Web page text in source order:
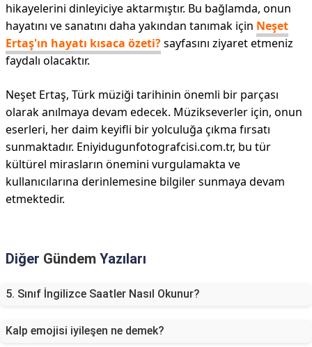
hikayelerini dinleyiciye aktarmıştır. Bu bağlamda, onun
hayatını ve sanatını daha yakından tanımak için Neşet
Ertaş'ın hayatı kısaca özeti?sayfasını ziyaret etmeniz
faydalı olacaktır.
Neşet Ertaş, Türk müziği tarihinin önemli bir parçası
olarak anılmaya devam edecek. Müzikseverler için, onun
eserleri, her daim keyifli bir yolculuğa çıkma fırsatı
sunmaktadır. Eniyidugunfotografcisi.com.tr, bu tür
kültürel mirasların önemini vurgulamakta ve
kullanıcılarına derinlemesine bilgiler sunmaya devam
etmektedir.
Diğer Gündem Yazıları
5. Sınıf İngilizce Saatler Nasıl Okunur?
Kalp emojisi iyileşen ne demek?